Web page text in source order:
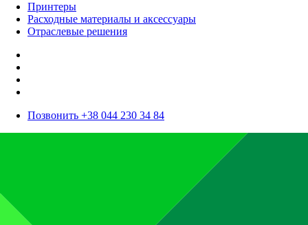
Принтеры
Расходные материалы и аксессуары
Отраслевые решения
Позвонить +38 044 230 34 84